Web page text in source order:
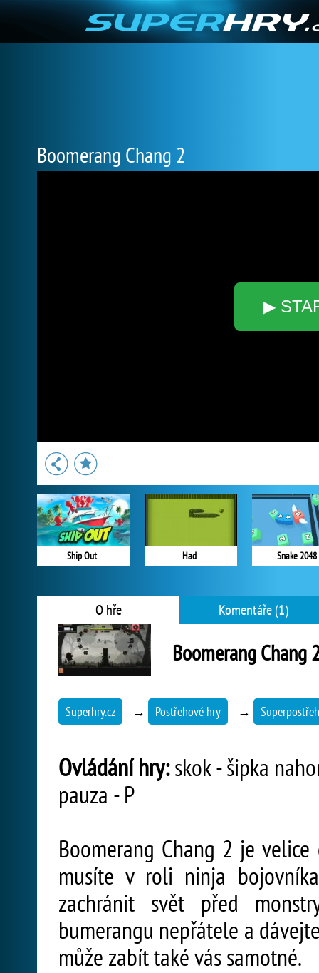
Boomerang Chang 2
▶
Ship Out Had Snake 2048
O hře Komentáře (1)
Boomerang Chang
Superhry.cz → Postřehové hry →
Ovládání hry:skok - šipka
pauza - P
Boomerang Chang 2 je
musíte v roli ninja
zachránit svět před
bumerangu nepřátele a
může zabít také vás samotné.